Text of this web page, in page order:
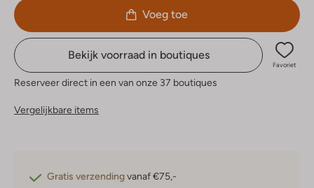
Voeg toe
Bekijk voorraad in boutiques
Favoriet
Reserveer direct in een van onze 37 boutiques
Vergelijkbare items
Gratis verzendingvanaf €75,-